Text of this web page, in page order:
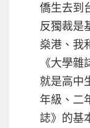
僑生去到
反獨裁是
燊港、我
《大學
就是高中
年級、二
誌》的基